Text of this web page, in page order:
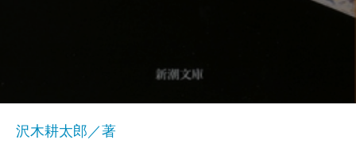
沢木耕太郎／著